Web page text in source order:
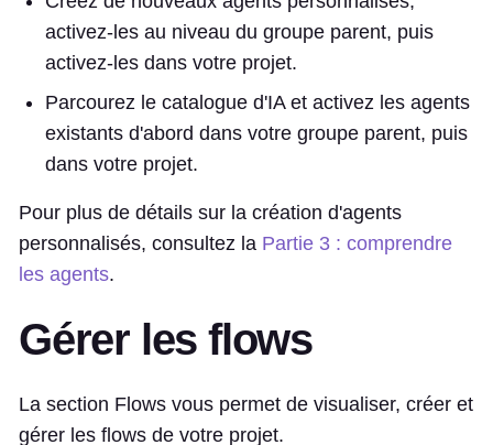
activez-les au niveau du groupe parent, puis
activez-les dans votre projet.
Parcourez le catalogue d'IA et activez les agents
existants d'abord dans votre groupe parent, puis
dans votre projet.
Pour plus de détails sur la création d'agents
personnalisés, consultez la Partie 3 : comprendre
les agents.
Gérer les flows
La section Flows vous permet de visualiser, créer et
gérer les flows de votre projet.